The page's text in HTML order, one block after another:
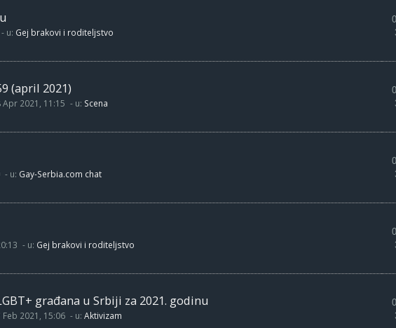
- u: Gej brakovi i roditeljstvo
(april 2021)
Apr 2021, 11:15 - u: Scena
- u: Gay-Serbia.com chat
- u: Gej brakovi i roditeljstvo
građana u Srbiji za 2021. godinu
Feb 2021, 15:06 - u: Aktivizam